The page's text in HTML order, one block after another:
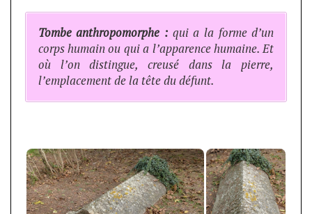
Tombe anthropomorphe : qui a la forme d’un
corps humain ou qui a l’apparence humaine. Et
où l’on distingue, creusé dans la pierre,
l’emplacement de la tête du défunt.